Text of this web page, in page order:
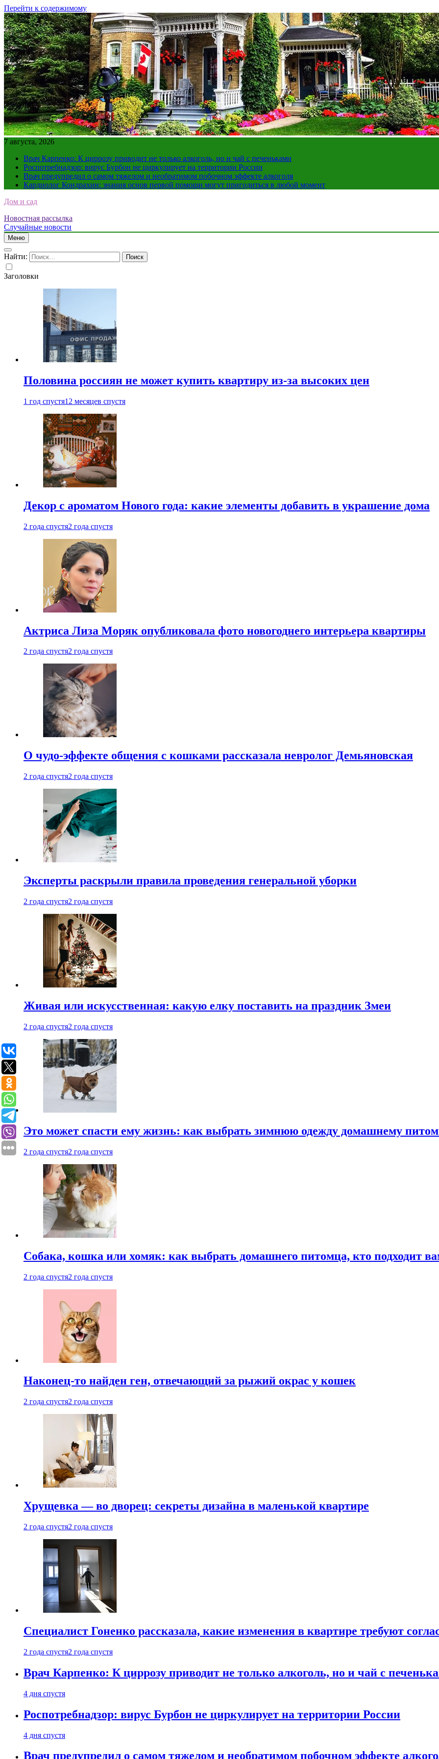
Перейти к содержимому
7 августа, 2026
Врач Карпенко: К циррозу приводит не только алкоголь, но и чай с печеньками
Роспотребнадзор: вирус Бурбон не циркулирует на территории России
Врач предупредил о самом тяжелом и необратимом побочном эффекте алкоголя
Кардиолог Кондрахин: знания основ первой помощи могут пригодиться в любой момент
Дом и сад
Новостная рассылка
Случайные новости
Меню
Найти:
Заголовки
Половина россиян не может купить квартиру из-за высоких цен
1 год спустя12 месяцев спустя
Декор с ароматом Нового года: какие элементы добавить в украшение дома
2 года спустя2 года спустя
Актриса Лиза Моряк опубликовала фото новогоднего интерьера квартиры
2 года спустя2 года спустя
О чудо-эффекте общения с кошками рассказала невролог Демьяновская
2 года спустя2 года спустя
Эксперты раскрыли правила проведения генеральной уборки
2 года спустя2 года спустя
Живая или искусственная: какую елку поставить на праздник Змеи
2 года спустя2 года спустя
Это может спасти ему жизнь: как выбрать зимнюю одежду домашнему
2 года спустя2 года спустя
Собака, кошка или хомяк: как выбрать домашнего питомца, кто подходит
2 года спустя2 года спустя
Наконец-то найден ген, отвечающий за рыжий окрас у кошек
2 года спустя2 года спустя
Хрущевка — во дворец: секреты дизайна в маленькой квартире
2 года спустя2 года спустя
Специалист Гоненко рассказала, какие изменения в квартире требуют
2 года спустя2 года спустя
Врач Карпенко: К циррозу приводит не только алкоголь, но и чай с
4 дня спустя
Роспотребнадзор: вирус Бурбон не циркулирует на территории России
4 дня спустя
Врач предупредил о самом тяжелом и необратимом побочном эффекте